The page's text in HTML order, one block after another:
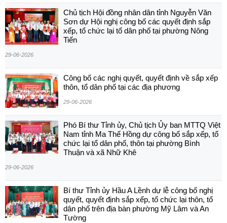
Chủ tịch Hội đồng nhân dân tỉnh Nguyễn Văn
Sơn dự Hội nghị công bố các quyết định sắp
xếp, tổ chức lại tổ dân phố tại phường Nông
Tiến
29-06-2026
Công bố các nghị quyết, quyết định về sắp xếp
thôn, tổ dân phố tại các địa phương
29-06-2026
Phó Bí thư Tỉnh ủy, Chủ tịch Ủy ban MTTQ Việt
Nam tỉnh Ma Thế Hồng dự công bố sắp xếp, tổ
chức lại tổ dân phố, thôn tại phường Bình
Thuận và xã Nhữ Khê
29-06-2026
Bí thư Tỉnh ủy Hầu A Lềnh dự lễ công bố nghị
quyết, quyết định sắp xếp, tổ chức lại thôn, tổ
dân phố trên địa bàn phường Mỹ Lâm và An
Tường